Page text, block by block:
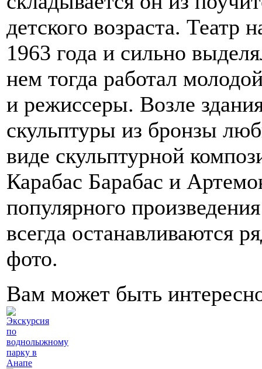
детского возраста. Театр
1963 года и сильно
нем тогда работал
и режиссеры. Возле
скульптуры из бронзы
виде скульптурной
Карабас Барабас и
популярного
всегда останавливаются
фото.
Вам может быть
Экскурсия
по
воднолыжному
парку в
Анапе